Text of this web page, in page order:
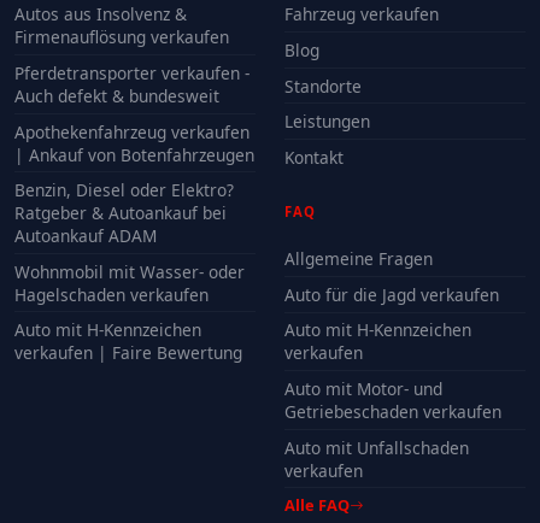
Autos aus Insolvenz &
Firmenauflösung verkaufen
Pferdetransporter verkaufen -
Auch defekt & bundesweit
Apothekenfahrzeug verkaufen
| Ankauf von Botenfahrzeugen
Benzin, Diesel oder Elektro?
Ratgeber & Autoankauf bei
Autoankauf ADAM
Wohnmobil mit Wasser- oder
Hagelschaden verkaufen
Auto mit H-Kennzeichen
verkaufen | Faire Bewertung
Fahrzeug verkaufen
Blog
Standorte
Leistungen
Kontakt
FAQ
Allgemeine Fragen
Auto für die Jagd verkaufen
Auto mit H-Kennzeichen
verkaufen
Auto mit Motor- und
Getriebeschaden verkaufen
Auto mit Unfallschaden
verkaufen
Alle FAQ